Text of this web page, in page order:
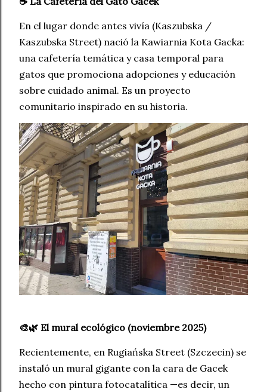
En el lugar donde antes vivía (Kaszubska /
Kaszubska Street) nació la Kawiarnia Kota Gacka:
una cafetería temática y casa temporal para
gatos que promociona adopciones y educación
sobre cuidado animal. Es un proyecto
comunitario inspirado en su historia.
🎨🌿 El mural ecológico (noviembre 2025)
Recientemente, en Rugiańska Street (Szczecin) se
instaló un mural gigante con la cara de Gacek
hecho con pintura fotocatalítica —es decir, un